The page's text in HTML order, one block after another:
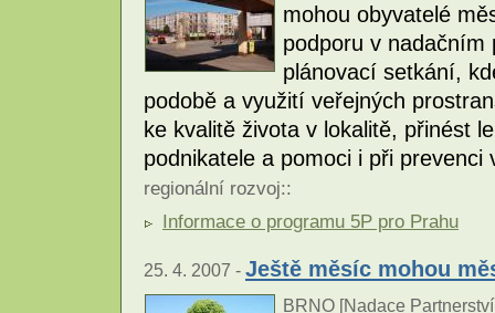
mohou obyvatelé
podporu v nadačním
plánovací setkání,
podobě a využití veřejných
ke kvalitě života v lokalitě, přinést
podnikatele a pomoci i při prevenci
regionální rozvoj::
Informace o programu 5P pro Prahu
25. 4. 2007 - Ještě měsíc mohou
BRNO [ Nadace